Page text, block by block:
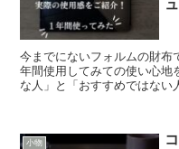
今までにないフォルムの財布
年間使用してみての使い心地
な人」と「おすすめではない
小物